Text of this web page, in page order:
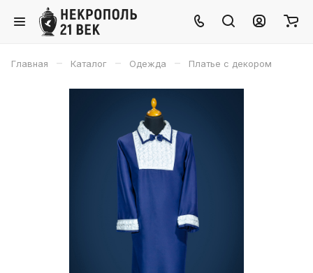
Главная – Каталог – Одежда – Платье с декором